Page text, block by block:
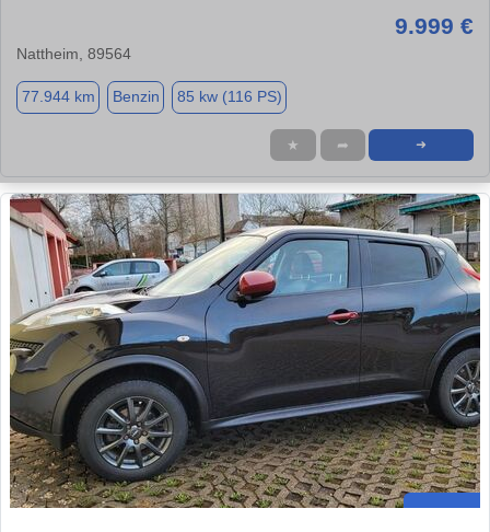
9.999 €
Nattheim, 89564
77.944 km Benzin 85 kw (116 PS)
★ ➦ ➜